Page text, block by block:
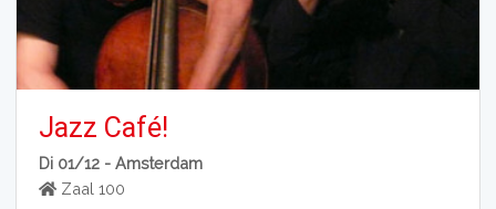
Jazz Café!
Di 01/12 -Amsterdam
Zaal 100